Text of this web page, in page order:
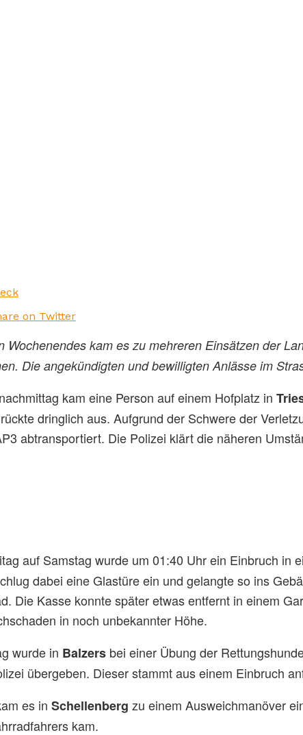
on Twitter
Wochenendes kam es zu mehreren Einsätzen der
Die angekündigten und bewilligten Anlässe im
kam eine Person auf einem Hofplatz in
dringlich aus. Aufgrund der Schwere der
abtransportiert. Die Polizei klärt die näheren
auf Samstag wurde um 01:40 Uhr ein Einbruch in
dabei eine Glastüre ein und gelangte so ins
Die Kasse konnte später etwas entfernt in einem
in noch unbekannter Höhe.
wurde in Balzers bei einer Übung der
übergeben. Dieser stammt aus einem Einbruch
es in Schellenberg zu einem Ausweichmanöver
kam.